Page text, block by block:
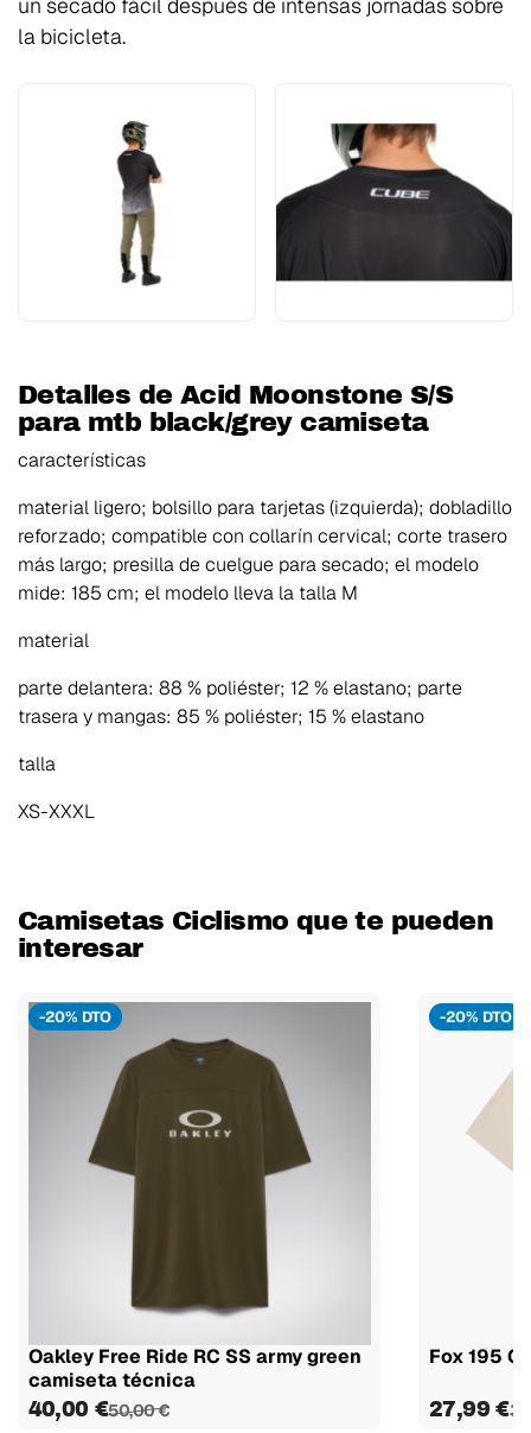
un secado fácil después de intensas jornadas sobre
la bicicleta.
Detalles de Acid Moonstone S/S
para mtb black/grey camiseta
características
material ligero; bolsillo para tarjetas (izquierda); dobladillo
reforzado; compatible con collarín cervical; corte trasero
más largo; presilla de cuelgue para secado; el modelo
mide: 185 cm; el modelo lleva la talla M
material
parte delantera: 88 % poliéster; 12 % elastano; parte
trasera y mangas: 85 % poliéster; 15 % elastano
talla
XS-XXXL
Camisetas Ciclismo que te pueden
interesar
-20% DTO
Oakley Free Ride RC SS army green
camiseta técnica
40,00 €50,00 €
-20% DTO
Fox 195
27,99 €